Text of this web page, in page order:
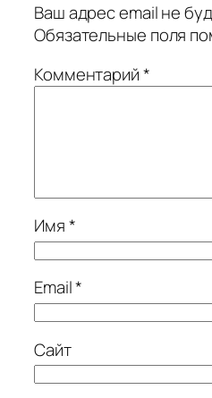
Ваш адрес email не
Обязательные поля
Комментарий*
Имя*
Email*
Сайт